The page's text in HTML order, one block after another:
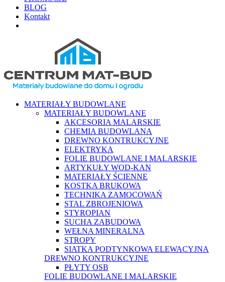
BLOG
Kontakt
MATERIAŁY BUDOWLANE
MATERIAŁY BUDOWLANE
AKCESORIA MALARSKIE
CHEMIA BUDOWLANA
DREWNO KONTRUKCYJNE
ELEKTRYKA
FOLIE BUDOWLANE I MALARSKIE
ARTYKUŁY WOD-KAN
MATERIAŁY ŚCIENNE
KOSTKA BRUKOWA
TECHNIKA ZAMOCOWAŃ
STAL ZBROJENIOWA
STYROPIAN
SUCHA ZABUDOWA
WEŁNA MINERALNA
STROPY
SIATKA PODTYNKOWA ELEWACYJNA
DREWNO KONTRUKCYJNE
PŁYTY OSB
FOLIE BUDOWLANE I MALARSKIE